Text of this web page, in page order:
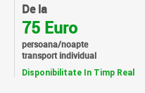
De la
75 Euro
persoana/noapte
transport individual
Disponibilitate In Timp Real